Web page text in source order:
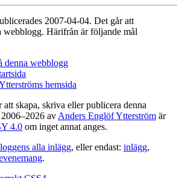
2007-04-04. Det går att
webblogg. Härifrån är följande mål
denna webblogg
hemsida
skapa, skriva eller publicera denna
av Anders Englöf Ytterström är
4.0 om inget annat anges.
alla inlägg, eller endast: inlägg,
.